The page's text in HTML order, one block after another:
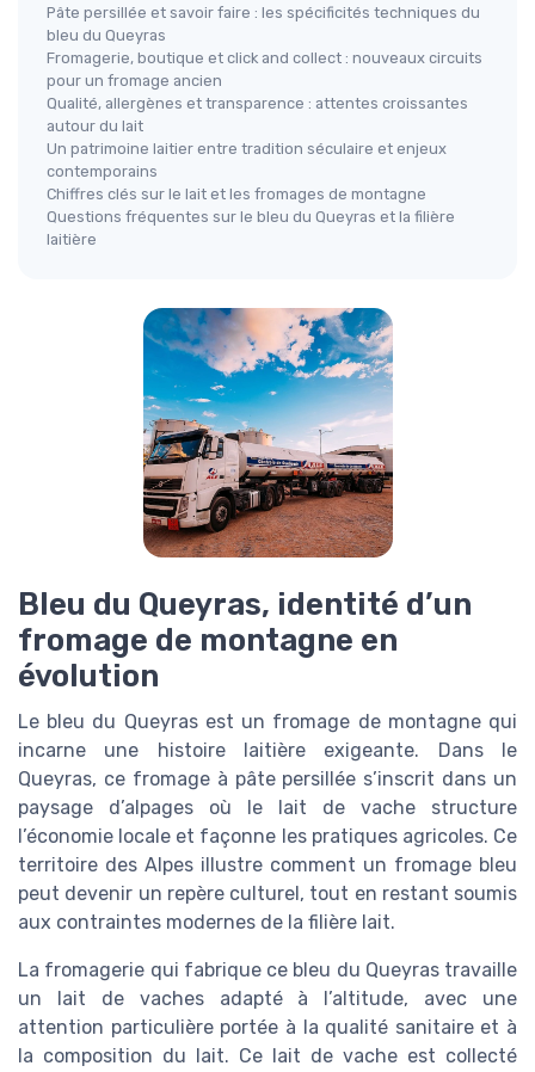
Pâte persillée et savoir faire : les spécificités techniques du
bleu du Queyras
Fromagerie, boutique et click and collect : nouveaux circuits
pour un fromage ancien
Qualité, allergènes et transparence : attentes croissantes
autour du lait
Un patrimoine laitier entre tradition séculaire et enjeux
contemporains
Chiffres clés sur le lait et les fromages de montagne
Questions fréquentes sur le bleu du Queyras et la filière
laitière
Bleu du Queyras, identité d’un
fromage de montagne en
évolution
Le bleu du Queyras est un fromage de montagne qui
incarne une histoire laitière exigeante. Dans le
Queyras, ce fromage à pâte persillée s’inscrit dans un
paysage d’alpages où le lait de vache structure
l’économie locale et façonne les pratiques agricoles. Ce
territoire des Alpes illustre comment un fromage bleu
peut devenir un repère culturel, tout en restant soumis
aux contraintes modernes de la filière lait.
La fromagerie qui fabrique ce bleu du Queyras travaille
un lait de vaches adapté à l’altitude, avec une
attention particulière portée à la qualité sanitaire et à
la composition du lait. Ce lait de vache est collecté